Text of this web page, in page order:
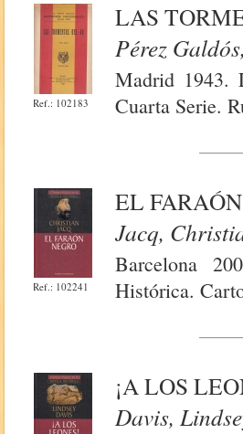
Ref.: 102183
LAS
Pérez
Madrid 1943.
Cuarta Serie.
Ref.: 102241
EL
Jacq,
Barcelona
Histórica.
¡A LOS
Davis,